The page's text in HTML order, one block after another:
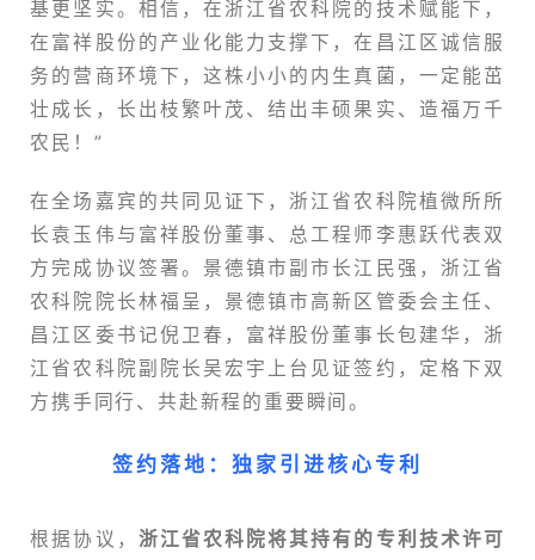
基更坚实。相信，在浙江省农科院的技术赋能下，
在富祥股份的产业化能力支撑下，在昌江区诚信服
务的营商环境下，这株小小的内生真菌，一定能茁
壮成长，长出枝繁叶茂、结出丰硕果实、造福万千
农民！”
在全场嘉宾的共同见证下， 浙江省农科院植微所所
长袁玉伟与富祥股份董事、总工程师李惠跃代表双
方完成协议签署。景德镇市副市长江民强， 浙江省
农科院 院长林福呈，景德镇市高新区管委会主任、
昌江区委书记倪卫春，富祥股份董事长包建华， 浙
江省农科院 副院长吴宏宇上台见证签约，定格下双
方携手同行、共赴新程的重要瞬间。
签约落地：独家引进核心专利
根据协议， 浙江省农科院将其持有的专利技术许可